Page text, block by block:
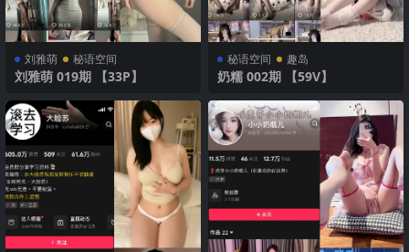
刘雅萌 秘语空间
刘雅萌 019期 【33P】
秘语空间 趣岛
奶糯 002期 【59V】